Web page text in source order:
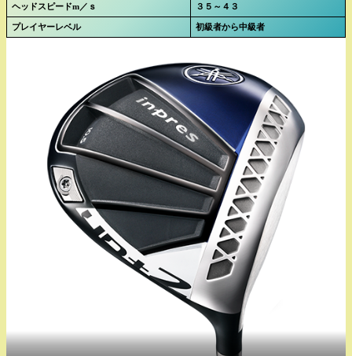
ヘッドスピードm／ｓ ３５～４３
プレイヤーレベル 初級者から中級者